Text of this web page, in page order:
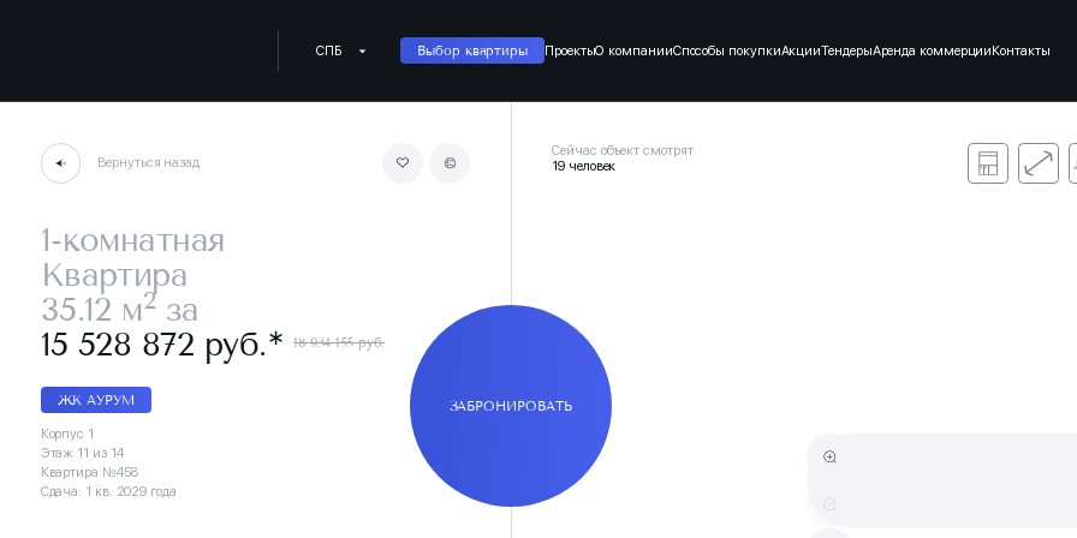
СПБ Выбор квартиры ПроектыО компанииСпособы покупкиАкцииТендерыАренда коммерцииКонтакты
Вернуться назад
1-комнатная
Квартира
35.12 м2за
15 528 872 руб.∗ 18 934 155 руб.
ЖК АУРУМ
Корпус 1
Этаж 11 из 14
Квартира №458
Сдача: 1 кв. 2029 года
ЗАБРОНИРОВАТЬ
Сейчас объект смотрят
19 человек